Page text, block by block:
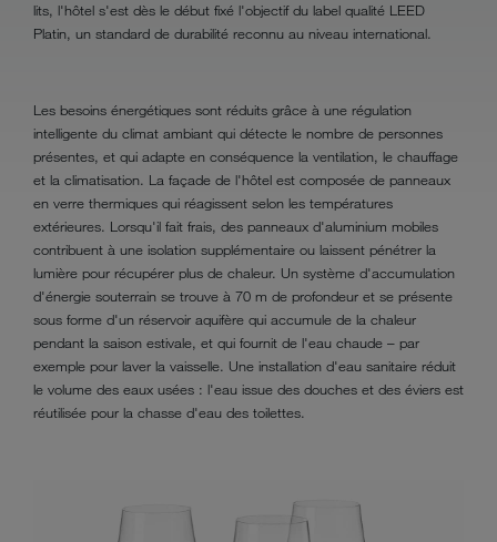
lits, l'hôtel s'est dès le début fixé l'objectif du label qualité LEED
Platin, un standard de durabilité reconnu au niveau international.
Les besoins énergétiques sont réduits grâce à une régulation
intelligente du climat ambiant qui détecte le nombre de personnes
présentes, et qui adapte en conséquence la ventilation, le chauffage
et la climatisation. La façade de l'hôtel est composée de panneaux
en verre thermiques qui réagissent selon les températures
extérieures. Lorsqu'il fait frais, des panneaux d'aluminium mobiles
contribuent à une isolation supplémentaire ou laissent pénétrer la
lumière pour récupérer plus de chaleur. Un système d'accumulation
d'énergie souterrain se trouve à 70 m de profondeur et se présente
sous forme d'un réservoir aquifère qui accumule de la chaleur
pendant la saison estivale, et qui fournit de l'eau chaude – par
exemple pour laver la vaisselle. Une installation d'eau sanitaire réduit
le volume des eaux usées : l'eau issue des douches et des éviers est
réutilisée pour la chasse d'eau des toilettes.